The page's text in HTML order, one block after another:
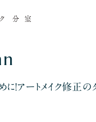
n
！アートメイク修正の